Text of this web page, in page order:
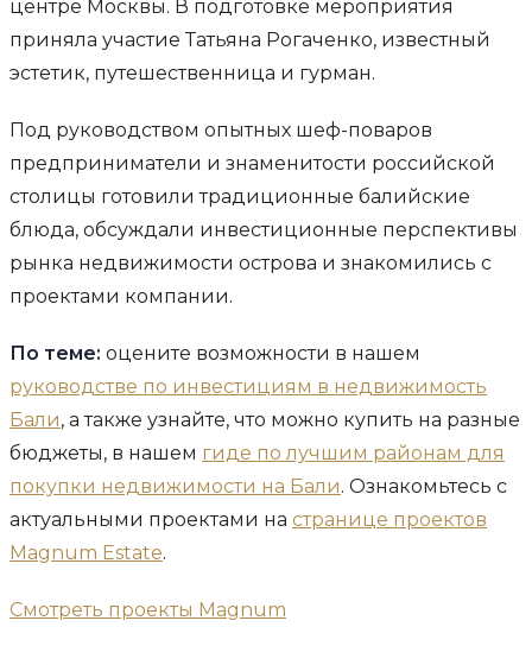
центре Москвы. В подготовке мероприятия
приняла участие Татьяна Рогаченко, известный
эстетик, путешественница и гурман.
Под руководством опытных шеф-поваров
предприниматели и знаменитости российской
столицы готовили традиционные балийские
блюда, обсуждали инвестиционные перспективы
рынка недвижимости острова и знакомились с
проектами компании.
По теме: оцените возможности в нашем
руководстве по инвестициям в недвижимость
Бали, а также узнайте, что можно купить на разные
бюджеты, в нашем гиде по лучшим районам для
покупки недвижимости на Бали. Ознакомьтесь с
актуальными проектами на странице проектов
Magnum Estate.
Смотреть проекты Magnum